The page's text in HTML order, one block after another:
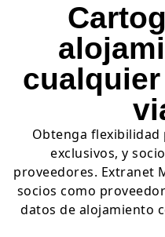
Obtenga flexibilidad
exclusivos, y
proveedores. Extranet
socios como
datos de alojamiento